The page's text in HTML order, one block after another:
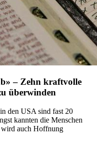
– Zehn kraftvolle
überwinden
den USA sind fast 20
kannten die Menschen
auch Hoffnung